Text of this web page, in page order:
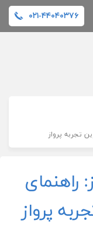
۰۲۱-۴۴۰۴۰۳۷۶
تجربه پرواز
راهنمای
پرواز